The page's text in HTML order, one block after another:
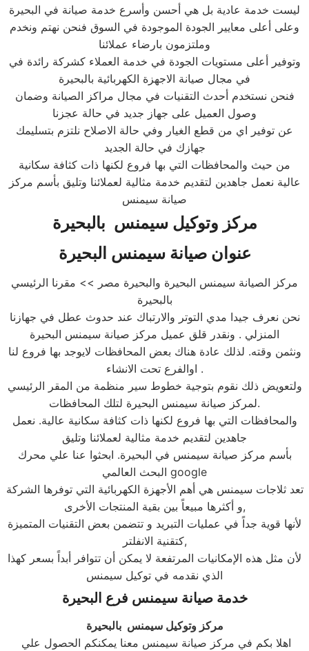
ليست خدمة عادية بل هي أحسن وأسرع خدمة صيانة في البحيرة
وعلى أعلى معايير الجودة الموجودة في السوق فنحن نهتم ونخدم
وملتزمون بارضاء عملائنا
وتوفير أعلى مستويات الجودة في خدمة العملاء كشركة رائدة في
في مجال صيانة الاجهزة الكهربائية بالبحيرة
فنحن نستخدم أحدث التقنيات في مجال مراكز الصيانة وضمان
وصول العميل على جهاز جديد في حالة عجزنا
عن توفير اي من قطع الغيار وفي حالة الاصلاح نلتزم بتسليمك
جهازك في حالة الجديد
من حيث والمحافظات التي بها فروع لكنها ذات كثافة سكانية
عالية نعمل جاهدين لتقديم خدمة مثالية لعملائنا وتليق بأسم مركز
صيانة سيمنس
مركز وتوكيلسيمنس بالبحيرة
عنوان صيانةسيمنس البحيرة
مركز الصيانة سيمنس البحيرة والبحيرة مصر >> مقرنا الرئيسي
بالبحيرة
نحن نعرف جيدا مدي التوتر والارتباك عند حدوث عطل في جهازنا
المنزلي . ونقدر قلق عميل مركز صيانة سيمنس البحيرة
ونثمن وقته. لذلك عادة هناك بعض المحافظات لايوجد بها فروع لنا
اوالفرع تحت الانشاء .
ولتعويض ذلك نقوم بتوجية خطوط سير منظمة من المقر الرئيسي
لمركز صيانة سيمنس البحيرة لتلك المحافظات.
والمحافظات التي بها فروع لكنها ذات كثافة سكانية عالية. نعمل
جاهدين لتقديم خدمة مثالية لعملائنا وتليق
بأسم مركز صيانة سيمنس في البحيرة. ابحثوا عنا علي محرك
البحث العالمي google
تعد ثلاجات سيمنس هي أهم الأجهزة الكهربائية التي توفرها الشركة
و أكثرها مبيعاً بين بقية المنتجات الأخرى,
لأنها قوية جداً في عمليات التبريد و تتضمن بعض التقنيات المتميزة
كتقنية الانفلتر,
لأن مثل هذه الإمكانيات المرتفعة لا يمكن أن تتوافر أبداً بسعر كهذا
الذي نقدمه في توكيل سيمنس
خدمة صيانة سيمنس فرع البحيرة
مركز وتوكيل سيمنس بالبحيرة